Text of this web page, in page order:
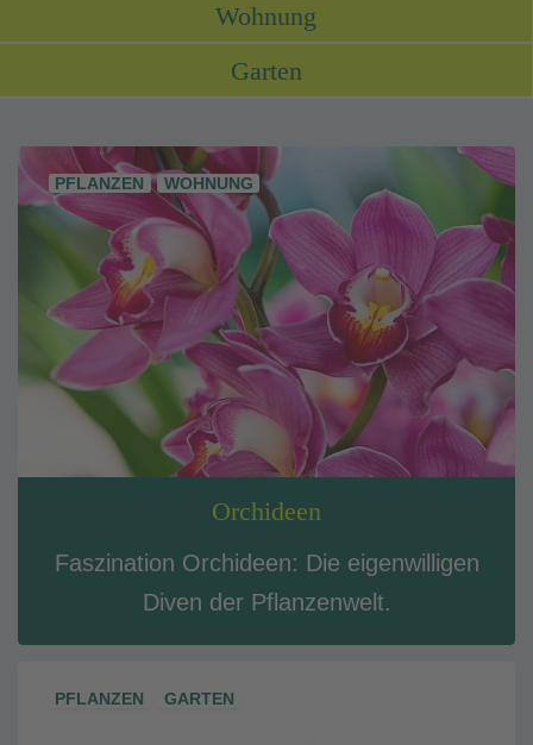
Wohnung
Garten
PFLANZEN WOHNUNG
Orchideen
Faszination Orchideen: Die eigenwilligen
Diven der Pflanzenwelt.
PFLANZEN GARTEN